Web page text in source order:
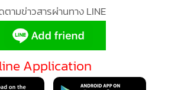
ามข่าวสารผ่านทาง LINE
Application